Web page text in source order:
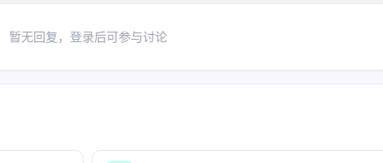
标准分解 。不从一个笼统的"好/坏"标准来评判，而是拆分成多个
？
暂无回复，登录后可参与讨论